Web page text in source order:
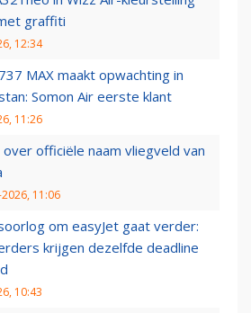
graffiti
12:34
MAX maakt opwachting in
Somon Air eerste klant
11:26
officiële naam vliegveld van
11:06
om easyJet gaat verder:
krijgen dezelfde deadline
10:43